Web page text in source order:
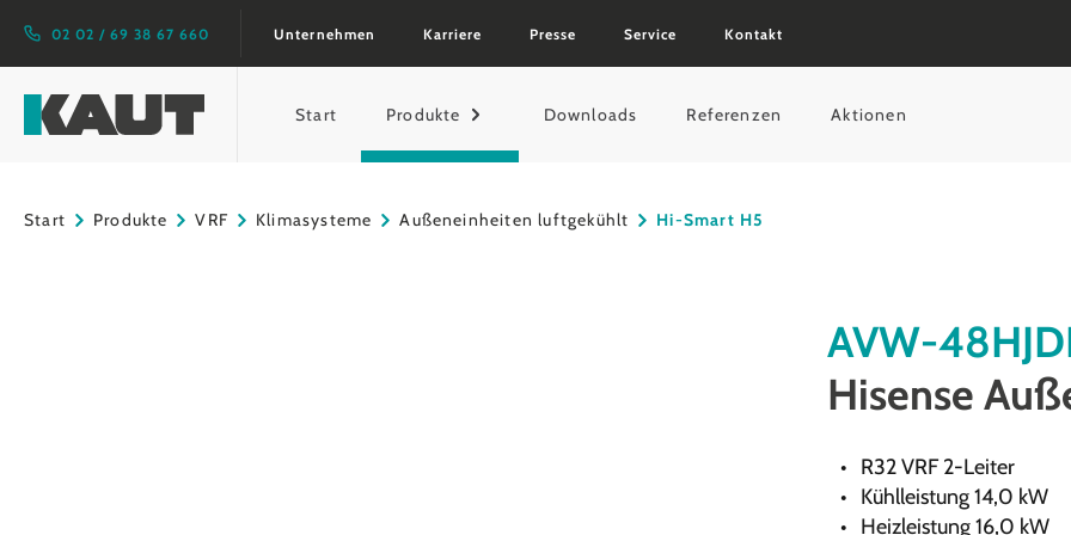
Zur Hauptnavigation springen
02 02 / 69 38 67 660 Unternehmen Karriere Presse Service Kontakt
Start Produkte Downloads Referenzen Aktionen
Start Produkte VRF Klimasysteme Außeneinheiten luftgekühlt Hi-Smart H5
AVW-
Hisense
R32 VRF 2-Leiter
Kühlleistung 14,0 kW
Heizleistung 16,0 kW